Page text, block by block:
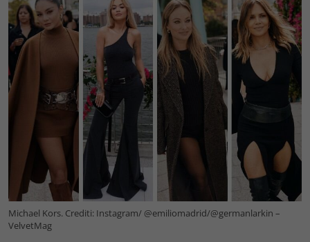
Michael Kors. Crediti: Instagram/ @emiliomadrid/@germanlarkin –
VelvetMag